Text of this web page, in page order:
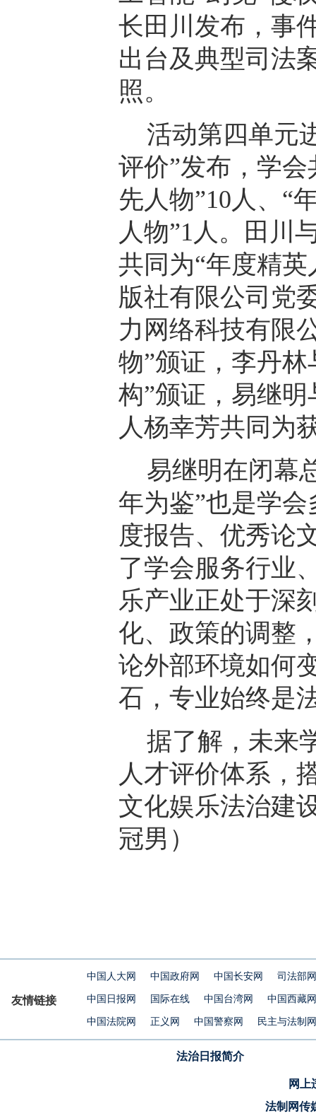
长田川发布，事
出台及典型司法
照。
活动第四单元
评价”发布，学会
先人物”10人、“
人物”1人。田川
共同为“年度精
版社有限公司党
力网络科技有限
物”颁证，李丹
构”颁证，易继
人杨幸芳共同为
易继明在闭幕
年为鉴”也是学
度报告、优秀论
了学会服务行业
乐产业正处于深
化、政策的调整
论外部环境如何
石，专业始终是
据了解，未来
人才评价体系，
文化娱乐法治建
冠男）
友情链接
中国人大网 中国政府网 中国长安网 司法部
中国日报网 国际在线 中国台湾网 中国西藏网
中国法院网 正义网 中国警察网 民主与法制网
法治日报简介
网上
法制网传